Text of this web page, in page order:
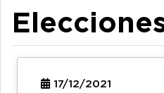
17/12/2021